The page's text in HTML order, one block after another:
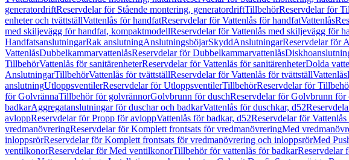
generatordriftReservdelar för Stående montering, generatordriftTillbehörReservdelar för
enheter och tvättställVattenlås för handfatReservdelar för Vattenlås för handfatVattenlås
med skiljevägg för handfat, kompaktmodellReservdelar för Vattenlås med skiljevägg för
HandfatsanslutningarRak anslutningAnslutningsböjarSkyddAnslutningarReservdelar för
VattenlåsDubbelkammarvattenlåsReservdelar för Dubbelkammarvattenlås
TillbehörVattenlås för sanitärenheterReservdelar för Vattenlås för sanitärenheterDolda
AnslutningarTillbehörVattenlås för tvättställReservdelar för Vattenlås för tvättställVattenlås
anslutningUtloppsventilerReservdelar för UtloppsventilerTillbehörReservdelar för
för GolvrännaTillbehör för golvrännorGolvbrunn för duschReservdelar för Golvbrunn för
badkarAggregatanslutningar för duschar och badkarVattenlås för duschkar, d52
avloppReservdelar för Propp för avloppVattenlås för badkar, d52Reservdelar för
vredmanövreringReservdelar för Komplett frontsats för vredmanövreringMed
inloppsrörReservdelar för Komplett frontsats för vredmanövrering och inloppsrörMed
ventilkonorReservdelar för Med ventilkonorTillbehör för vattenlås för badkarReservdelar